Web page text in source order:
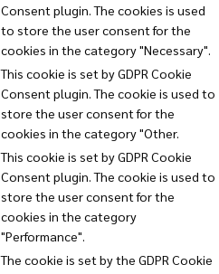
Consent plugin. The cookies is used
to store the user consent for the
cookies in the category "Necessary".
This cookie is set by GDPR Cookie
Consent plugin. The cookie is used to
store the user consent for the
cookies in the category "Other.
This cookie is set by GDPR Cookie
Consent plugin. The cookie is used to
store the user consent for the
cookies in the category
"Performance".
The cookie is set by the GDPR Cookie